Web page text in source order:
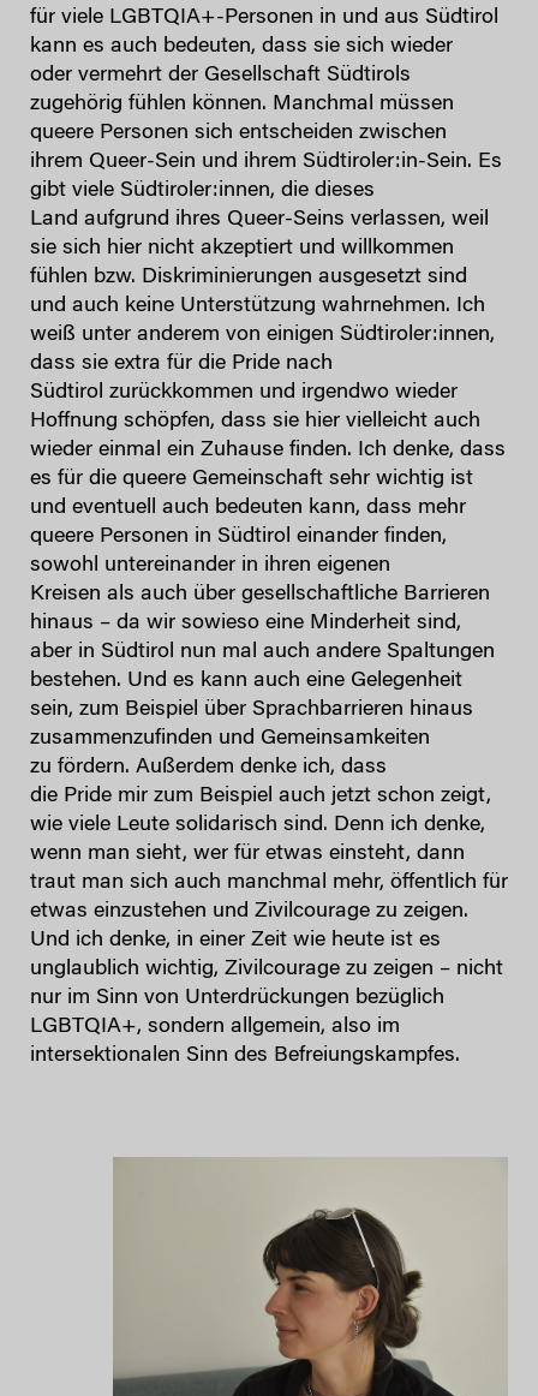
für viele LGBTQIA+-Personen in und aus Südtirol
kann es auch bedeuten, dass sie sich wieder
oder vermehrt der Gesellschaft Südtirols
zugehörig fühlen können. Manchmal müssen
queere Personen sich entscheiden zwischen
ihrem Queer-Sein und ihrem Südtiroler:in-Sein. Es
gibt viele Südtiroler:innen, die dieses
Land aufgrund ihres Queer-Seins verlassen, weil
sie sich hier nicht akzeptiert und willkommen
fühlen bzw. Diskriminierungen ausgesetzt sind
und auch keine Unterstützung wahrnehmen. Ich
weiß unter anderem von einigen Südtiroler:innen,
dass sie extra für die Pride nach
Südtirol zurückkommen und irgendwo wieder
Hoffnung schöpfen, dass sie hier vielleicht auch
wieder einmal ein Zuhause finden. Ich denke, dass
es für die queere Gemeinschaft sehr wichtig ist
und eventuell auch bedeuten kann, dass mehr
queere Personen in Südtirol einander finden,
sowohl untereinander in ihren eigenen
Kreisen als auch über gesellschaftliche Barrieren
hinaus – da wir sowieso eine Minderheit sind,
aber in Südtirol nun mal auch andere Spaltungen
bestehen. Und es kann auch eine Gelegenheit
sein, zum Beispiel über Sprachbarrieren hinaus
zusammenzufinden und Gemeinsamkeiten
zu fördern. Außerdem denke ich, dass
die Pride mir zum Beispiel auch jetzt schon zeigt,
wie viele Leute solidarisch sind. Denn ich denke,
wenn man sieht, wer für etwas einsteht, dann
traut man sich auch manchmal mehr, öffentlich für
etwas einzustehen und Zivilcourage zu zeigen.
Und ich denke, in einer Zeit wie heute ist es
unglaublich wichtig, Zivilcourage zu zeigen – nicht
nur im Sinn von Unterdrückungen bezüglich
LGBTQIA+, sondern allgemein, also im
intersektionalen Sinn des Befreiungskampfes.